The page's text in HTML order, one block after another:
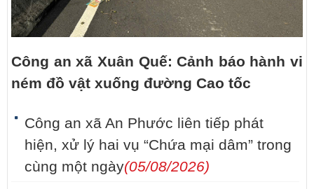
Công an xã Xuân Quế: Cảnh báo hành vi
ném đồ vật xuống đường Cao tốc
Công an xã An Phước liên tiếp phát
hiện, xử lý hai vụ “Chứa mại dâm” trong
cùng một ngày(05/08/2026)